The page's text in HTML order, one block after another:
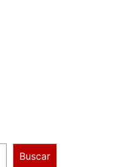
Buscar